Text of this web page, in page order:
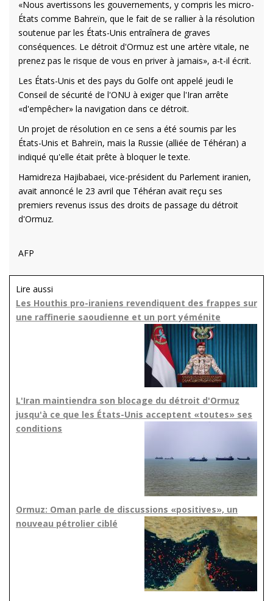
«Nous avertissons les gouvernements, y compris les micro-
États comme Bahreïn, que le fait de se rallier à la résolution
soutenue par les États-Unis entraînera de graves
conséquences. Le détroit d'Ormuz est une artère vitale, ne
prenez pas le risque de vous en priver à jamais», a-t-il écrit.
Les États-Unis et des pays du Golfe ont appelé jeudi le
Conseil de sécurité de l'ONU à exiger que l'Iran arrête
«d'empêcher» la navigation dans ce détroit.
Un projet de résolution en ce sens a été soumis par les
États-Unis et Bahreïn, mais la Russie (alliée de Téhéran) a
indiqué qu'elle était prête à bloquer le texte.
Hamidreza Hajibabaei, vice-président du Parlement iranien,
avait annoncé le 23 avril que Téhéran avait reçu ses
premiers revenus issus des droits de passage du détroit
d'Ormuz.
AFP
Lire aussi
Les Houthis pro-iraniens revendiquent des frappes sur
une raffinerie saoudienne et un port yéménite
L'Iran maintiendra son blocage du détroit d'Ormuz
jusqu'à ce que les États-Unis acceptent «toutes» ses
conditions
Ormuz: Oman parle de discussions «positives», un
nouveau pétrolier ciblé